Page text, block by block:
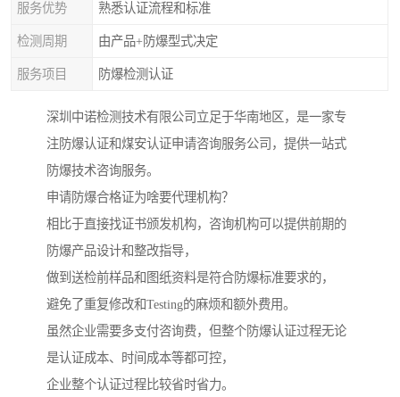
服务优势 熟悉认证流程和标准
检测周期 由产品+防爆型式决定
服务项目 防爆检测认证
深圳中诺检测技术有限公司立足于华南地区，是一家专
注防爆认证和煤安认证申请咨询服务公司，提供一站式
防爆技术咨询服务。
申请防爆合格证为啥要代理机构？
相比于直接找证书颁发机构，咨询机构可以提供前期的
防爆产品设计和整改指导，
做到送检前样品和图纸资料是符合防爆标准要求的，
避免了重复修改和Testing的麻烦和额外费用。
虽然企业需要多支付咨询费，但整个防爆认证过程无论
是认证成本、时间成本等都可控，
企业整个认证过程比较省时省力。